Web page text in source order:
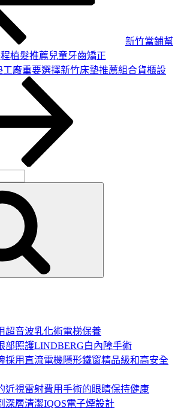
新竹當鋪幫
植髮推薦兒童牙齒矯正
工廠重要選擇新竹床墊推薦組合貨櫃設
超音波乳化術電梯保養
部照護LINDBERG白內障手術
採用直流電機隱形鐵窗精品級和高安全
近視雷射費用手術的眼睛保持健康
深層清潔IQOS電子煙設計